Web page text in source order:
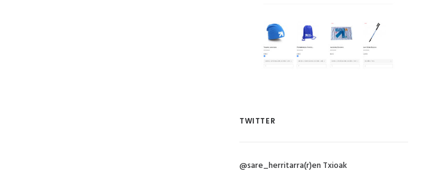
TWITTER
@sare_herritarra(r)en Txioak